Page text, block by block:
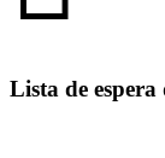
Lista de espera